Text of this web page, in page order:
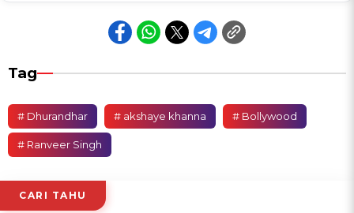
Tag
# Dhurandhar # akshaye khanna # Bollywood
# Ranveer Singh
CARI TAHU